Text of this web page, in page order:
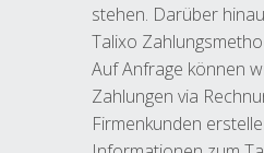
stehen. Darüber
Talixo
Auf Anfrage können
Zahlungen via
Firmenkunden